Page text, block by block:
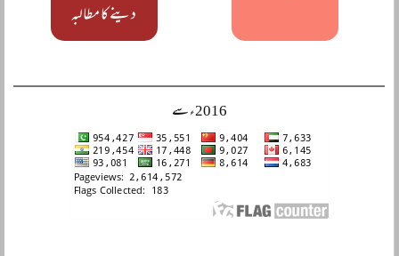
دینے کا مطالبہ
2016ء سے